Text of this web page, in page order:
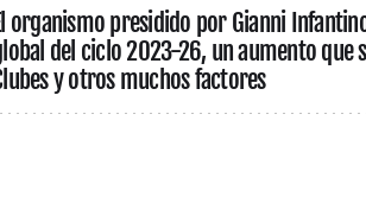
organismo presidido por Gianni
del ciclo 2023-26, un aumento que
y otros muchos factores